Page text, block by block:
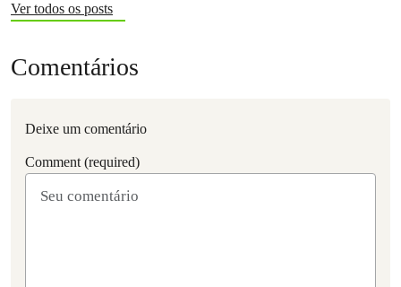
Ver todos os posts
Comentários
Deixe um comentário
Comment (required)